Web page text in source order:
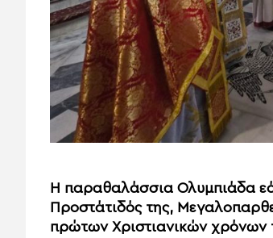
Η παραθαλάσσια Ολυμπιάδα
Προστάτιδός της,
πρώτων Χριστιανικών χρόνων